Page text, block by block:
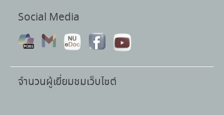
Social Media
จำนวนผู้เยี่ยมชมเว็บไซต์